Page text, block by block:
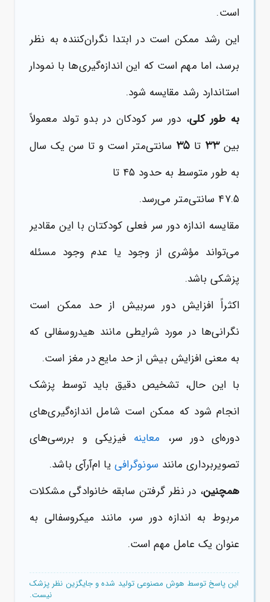
است.
این رشد ممکن است در ابتدا نگران‌کننده به نظر
برسد، اما مهم است که این اندازه‌گیری‌ها با نمودار
استاندارد رشد مقایسه شود.
به طور کلی، دور سر کودکان در بدو تولد معمولاً
بین۳۳ تا ۳۵ سانتی‌متر است و تا سن یک سال
به طور متوسط به حدود ۴۵ تا
۴۷.۵ سانتی‌متر می‌رسد.
مقایسه اندازه دور سر فعلی کودکتان با این مقادیر
می‌تواند مؤشری از وجود یا عدم وجود مسئله
پزشکی باشد.
اکثراً افزایش دور سربیش از حد ممکن است
نگرانی‌ها در مورد شرایطی مانند هیدروسفالی که
به معنی افزایش بیش از حد مایع در مغز است.
با این حال، تشخیص دقیق باید توسط پزشک
انجام شود که ممکن است شامل اندازه‌گیری‌های
دوره‌ای دور سر، معاینه فیزیکی و بررسی‌های
تصویربرداری مانند سونوگرافی یا ام‌آرآی باشد.
همچنین، در نظر گرفتن سابقه خانوادگی مشکلات
مربوط به اندازه دور سر، مانند میکروسفالی به
عنوان یک عامل مهم است.
این پاسخ توسط هوش مصنوعی تولید شده و جایگزین نظر پزشک
نیست.